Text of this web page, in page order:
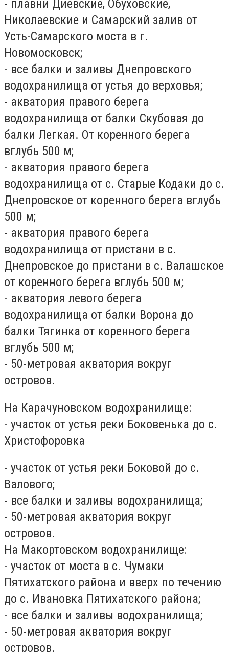
- плавни Диевские, Обуховские,
Николаевские и Самарский залив от
Усть-Самарского моста в г.
Новомосковск;
- все балки и заливы Днепровского
водохранилища от устья до верховья;
- акватория правого берега
водохранилища от балки Скубовая до
балки Легкая. От коренного берега
вглубь 500 м;
- акватория правого берега
водохранилища от с. Старые Кодаки до с.
Днепровское от коренного берега вглубь
500 м;
- акватория правого берега
водохранилища от пристани в с.
Днепровское до пристани в с. Валашское
от коренного берега вглубь 500 м;
- акватория левого берега
водохранилища от балки Ворона до
балки Тягинка от коренного берега
вглубь 500 м;
- 50-метровая акватория вокруг
островов.
На Карачуновском водохранилище:
- участок от устья реки Боковенька до с.
Христофоровка
- участок от устья реки Боковой до с.
Валового;
- все балки и заливы водохранилища;
- 50-метровая акватория вокруг
островов.
На Макортовском водохранилище:
- участок от моста в с. Чумаки
Пятихатского района и вверх по течению
до с. Ивановка Пятихатского района;
- все балки и заливы водохранилища;
- 50-метровая акватория вокруг
островов.